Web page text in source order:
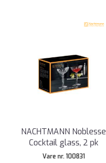
NACHTMANN Noblesse
Cocktail glass, 2 pk
Vare nr. 100831